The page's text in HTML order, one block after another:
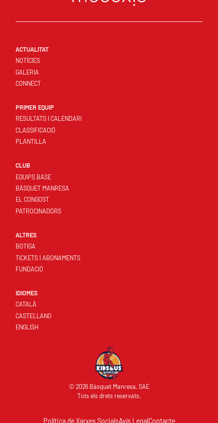
ACTUALITAT
NOTÍCIES
GALERIA
CONNECT
PRIMER EQUIP
RESULTATS I CALENDARI
CLASSIFICACIÓ
PLANTILLA
CLUB
EQUIPS BASE
BÀSQUET MANRESA
EL CONGOST
PATROCINADORS
ALTRES
BOTIGA
TICKETS I ABONAMENTS
FUNDACIÓ
IDIOMES
CATALÀ
CASTELLANO
ENGLISH
© 2026 Bàsquet Manresa, SAE
Tots els drets reservats.
Política de Xarxes SocialsAvís LegalContacte